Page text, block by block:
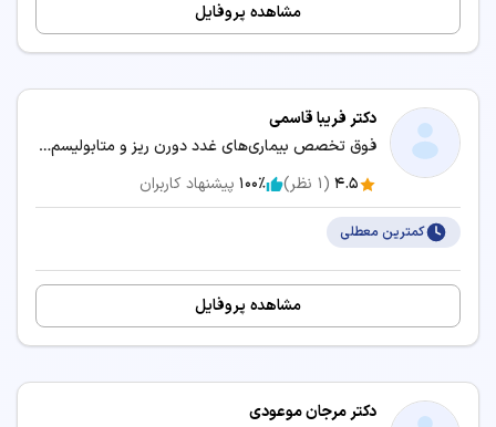
مشاهده پروفایل
دکتر فریبا قاسمی
فوق تخصص بیماری‌های غدد دورن ریز و متابولیسم کودکان (اندوکرینولوژی کودکان) / متخصص بیماری‌های کودکان و نوزادان
4.5
(
1 نظر) 100٪ پیشنهاد کاربران
کمترین معطلی
مشاهده پروفایل
دکتر مرجان موعودی